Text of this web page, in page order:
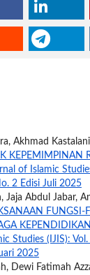
Akhmad
KEPEMIMPINAN
of Islamic
2 Edisi Juli 2025
Jaja Abdul Jabar,
Studies (IJIS):
2025
Dewi Fatimah